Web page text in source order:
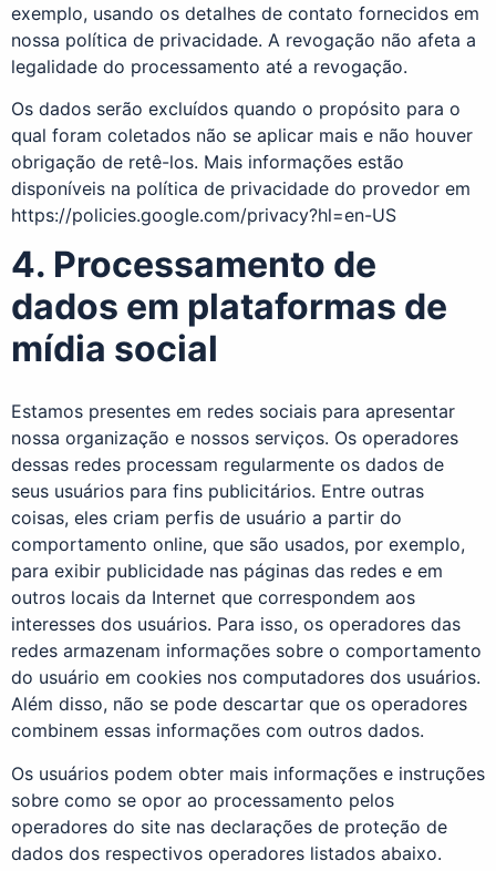
exemplo, usando os detalhes de contato fornecidos em
nossa política de privacidade. A revogação não afeta a
legalidade do processamento até a revogação.
Os dados serão excluídos quando o propósito para o
qual foram coletados não se aplicar mais e não houver
obrigação de retê-los. Mais informações estão
disponíveis na política de privacidade do provedor em
https://policies.google.com/privacy?hl=en-US
4. Processamento de
dados em plataformas de
mídia social
Estamos presentes em redes sociais para apresentar
nossa organização e nossos serviços. Os operadores
dessas redes processam regularmente os dados de
seus usuários para fins publicitários. Entre outras
coisas, eles criam perfis de usuário a partir do
comportamento online, que são usados, por exemplo,
para exibir publicidade nas páginas das redes e em
outros locais da Internet que correspondem aos
interesses dos usuários. Para isso, os operadores das
redes armazenam informações sobre o comportamento
do usuário em cookies nos computadores dos usuários.
Além disso, não se pode descartar que os operadores
combinem essas informações com outros dados.
Os usuários podem obter mais informações e instruções
sobre como se opor ao processamento pelos
operadores do site nas declarações de proteção de
dados dos respectivos operadores listados abaixo.